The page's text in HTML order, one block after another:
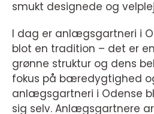
smukt designede og
I dag er anlægsgartneri i
blot en tradition – det er
grønne struktur og dens
fokus på bæredygtighed
anlægsgartneri i Odense
sig selv. Anlægsgartnere